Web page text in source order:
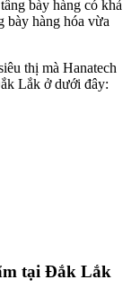
bày hàng có khả
bày hàng hóa vừa
thị mà Hanatech
Lắk ở dưới đây:
tại Đắk Lắk